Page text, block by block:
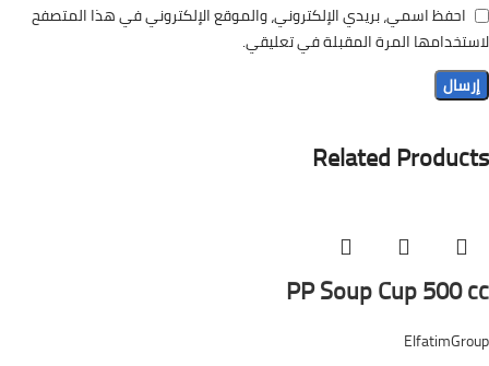
احفظ اسمي، بريدي الإلكتروني، والموقع الإلكتروني في هذا المتصفح
لاستخدامها المرة المقبلة في تعليقي.
Related Products
PP Soup Cup 500 cc
ElfatimGroup